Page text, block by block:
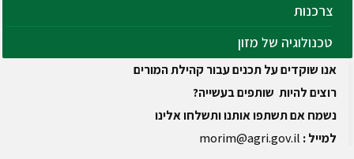
צרכנות
טכנולוגיה של מזון
אנו שוקדים על תכנים עבור קהילת המורים
רוצים להיות שותפים בעשייה?
נשמח אם תשתפו אותנו ותשלחו אלינו
למייל : morim@agri.gov.il